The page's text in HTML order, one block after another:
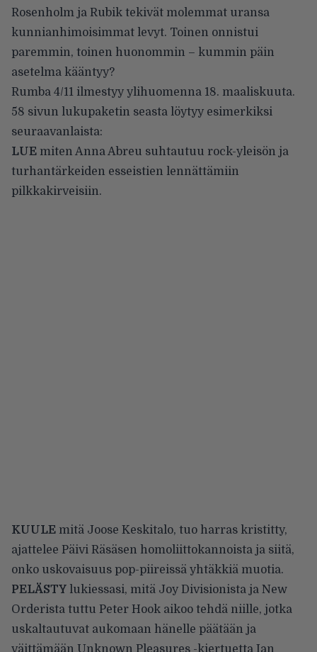
Rosenholm ja Rubik tekivät molemmat uransa
kunnianhimoisimmat levyt. Toinen onnistui
paremmin, toinen huonommin – kummin päin
asetelma kääntyy?
Rumba 4/11 ilmestyy ylihuomenna 18. maaliskuuta.
58 sivun lukupaketin seasta löytyy esimerkiksi
seuraavanlaista:
LUE miten Anna Abreu suhtautuu rock-yleisön ja
turhantärkeiden esseistien lennättämiin
pilkkakirveisiin.
KUULE mitä Joose Keskitalo, tuo harras kristitty,
ajattelee Päivi Räsäsen homoliittokannoista ja siitä,
onko uskovaisuus pop-piireissä yhtäkkiä muotia.
PELÄSTY lukiessasi, mitä Joy Divisionista ja New
Orderista tuttu Peter Hook aikoo tehdä niille, jotka
uskaltautuvat aukomaan hänelle päätään ja
väittämään Unknown Pleasures -kiertuetta Ian